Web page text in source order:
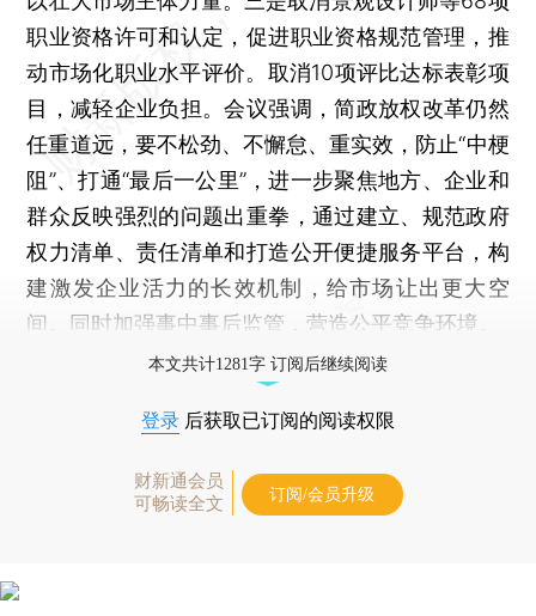
职业资格许可和认定，促进职业资格规范管理，推
动市场化职业水平评价。取消10项评比达标表彰项
目，减轻企业负担。会议强调，简政放权改革仍然
任重道远，要不松劲、不懈怠、重实效，防止“中梗
阻”、打通“最后一公里”，进一步聚焦地方、企业和
群众反映强烈的问题出重拳，通过建立、规范政府
权力清单、责任清单和打造公开便捷服务平台，构
建激发企业活力的长效机制，给市场让出更大空
间。同时加强事中事后监管，营造公平竞争环境。
本文共计1281字 订阅后继续阅读
登录 后获取已订阅的阅读权限
财新通会员
可畅读全文
订阅/会员升级